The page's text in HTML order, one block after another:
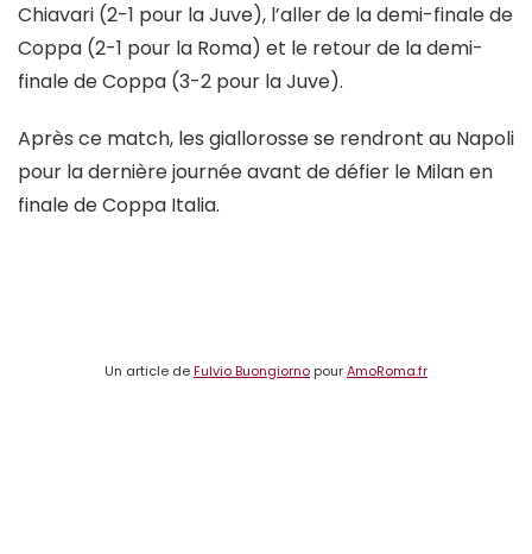
Chiavari (2-1 pour la Juve), l’aller de la demi-finale de
Coppa (2-1 pour la Roma) et le retour de la demi-
finale de Coppa (3-2 pour la Juve).
Après ce match, les giallorosse se rendront au Napoli
pour la dernière journée avant de défier le Milan en
finale de Coppa Italia.
Un article deFulvio Buongiorno pourAmoRoma.fr